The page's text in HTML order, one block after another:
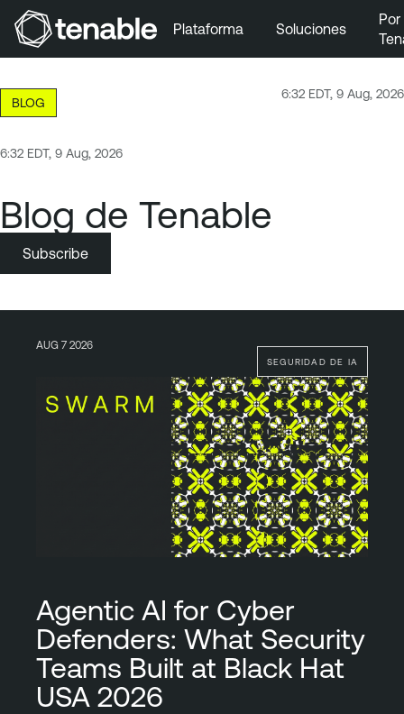
Ir al contenido principal
Ir al pie de página
Plataforma Soluciones
6:32 EDT, 9 Aug, 2026
BLOG
6:32 EDT, 9 Aug, 2026
Blog de Tenable
Subscribe
SEGURIDAD DE IA
AUG 7 2026
Agentic AI for Cyber
Defenders: What Security
Teams Built at Black Hat
USA 2026